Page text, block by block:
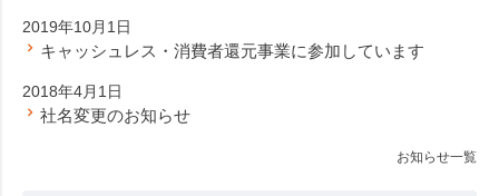
2019年10月1日
キャッシュレス・消費者還元事業に参加しています
2018年4月1日
社名変更のお知らせ
お知らせ一覧